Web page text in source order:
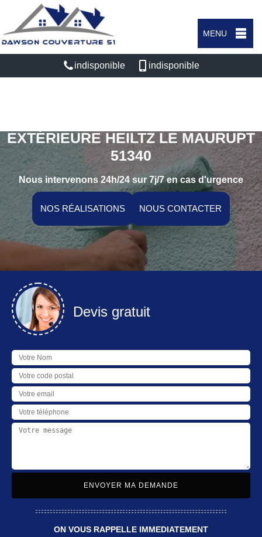
MENU
indisponible indisponible
EXTÉRIEURE HEILTZ LE MAURUPT
51340
Nous intervenons 24h/24 sur 7j/7 en cas d'urgence
NOS RÉALISATIONS NOUS CONTACTER
Devis gratuit
ON VOUS RAPPELLE IMMEDIATEMENT